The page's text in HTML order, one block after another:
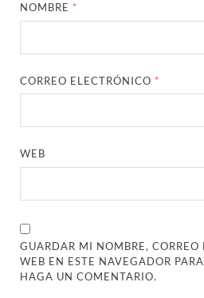
NOMBRE *
CORREO ELECTRÓNICO *
WEB
GUARDAR MI NOMBRE,
WEB EN ESTE NAVEGADOR
HAGA UN COMENTARIO.